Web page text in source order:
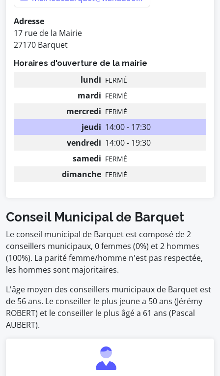
Adresse
17 rue de la Mairie
27170 Barquet
Horaires d'ouverture de la mairie
lundi FERMÉ
mardi FERMÉ
mercredi FERMÉ
jeudi 14:00 - 17:30
vendredi 14:00 - 19:30
samedi FERMÉ
dimanche FERMÉ
Conseil Municipal de Barquet
Le conseil municipal de Barquet est composé de 2
conseillers municipaux, 0 femmes (0%) et 2 hommes
(100%). La parité femme/homme n'est pas respectée,
les hommes sont majoritaires.
L'âge moyen des conseillers municipaux de Barquet est
de 56 ans. Le conseiller le plus jeune a 50 ans (Jérémy
ROBERT) et le conseiller le plus âgé a 61 ans (Pascal
AUBERT).